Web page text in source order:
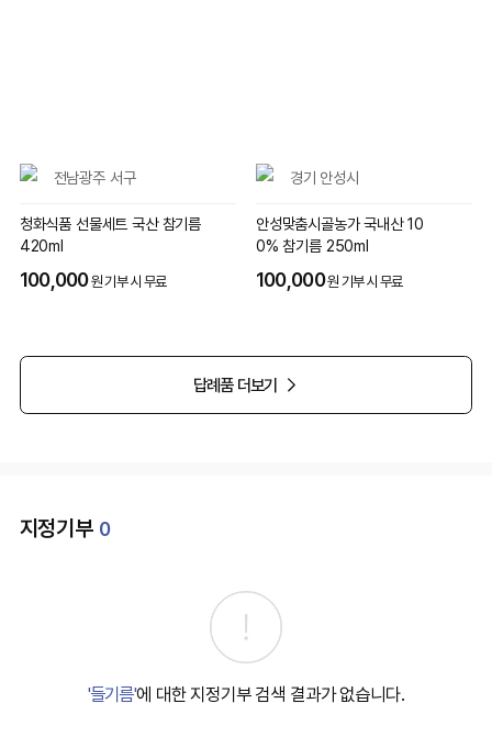
전남광주 서구
청화식품 선물세트 국산 참기름
420ml
100,000원 기부 시 무료
경기 안성시
안성맞춤시골농가 국내산 10
0% 참기름 250ml
100,000원 기부 시 무료
답례품 더보기
지정기부 0
'들기름'에 대한 지정기부 검색 결과가 없습니다.